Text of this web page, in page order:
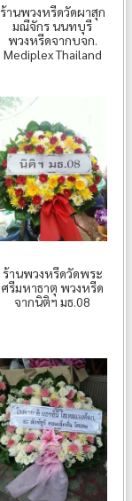
ร้านพวงหรีดวัดผาสุก
มณีจักร นนทบุรี
พวงหรีดจากบจก.
Mediplex Thailand
ร้านพวงหรีดวัดพระ
ศรีมหาธาตุ พวงหรีด
จากนิติฯ มธ.08